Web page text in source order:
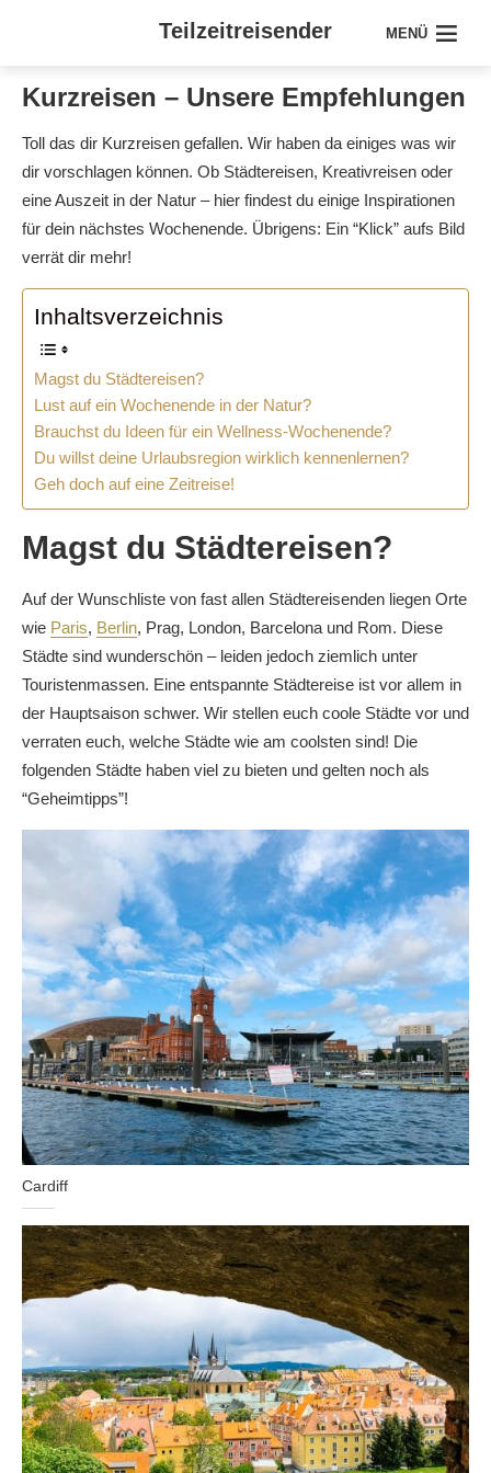
Teilzeitreisender MENÜ
Kurzreisen – Unsere Empfehlungen
Toll das dir Kurzreisen gefallen. Wir haben da einiges was wir
dir vorschlagen können. Ob Städtereisen, Kreativreisen oder
eine Auszeit in der Natur – hier findest du einige Inspirationen
für dein nächstes Wochenende. Übrigens: Ein “Klick” aufs Bild
verrät dir mehr!
Inhaltsverzeichnis
Magst du Städtereisen?
Lust auf ein Wochenende in der Natur?
Brauchst du Ideen für ein Wellness-Wochenende?
Du willst deine Urlaubsregion wirklich kennenlernen?
Geh doch auf eine Zeitreise!
Magst du Städtereisen?
Auf der Wunschliste von fast allen Städtereisenden liegen Orte
wie Paris, Berlin, Prag, London, Barcelona und Rom. Diese
Städte sind wunderschön – leiden jedoch ziemlich unter
Touristenmassen. Eine entspannte Städtereise ist vor allem in
der Hauptsaison schwer. Wir stellen euch coole Städte vor und
verraten euch, welche Städte wie am coolsten sind! Die
folgenden Städte haben viel zu bieten und gelten noch als
“Geheimtipps”!
Cardiff